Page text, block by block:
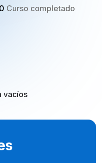
0 Curso completado
vacíos